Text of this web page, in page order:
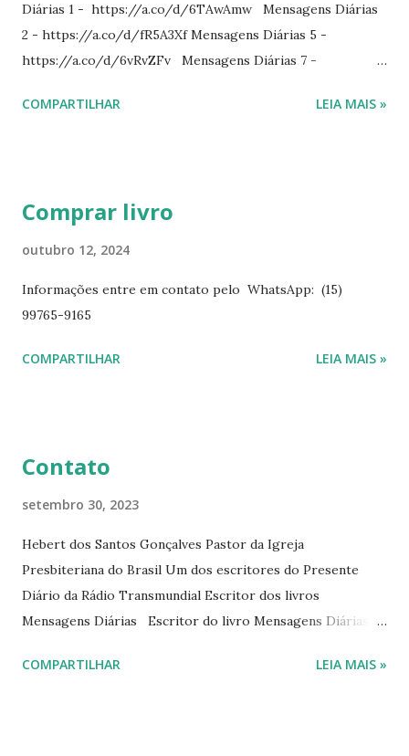
Diárias 1 - https://a.co/d/6TAwAmw Mensagens Diárias
2 - https://a.co/d/fR5A3Xf Mensagens Diárias 5 -
https://a.co/d/6vRvZFv Mensagens Diárias 7 -
https://a.co/d/h4iP1oj Mensagens Diárias 10 -
Mensagens Diárias 4 -
mensagens diárias traz uma meditação para cada dia do
ano. Passagens bíblicas, ilustrações, histórias
Diário da Rádio Trans mundial a mais de 15 anos. Escreveu o
COMPARTILHAR LEIA MAIS »
Comprar livro
outubro 12, 2024
Informações entre em contato pelo WhatsApp: (15)
99765-9165
COMPARTILHAR LEIA MAIS »
Contato
setembro 30, 2023
Hebert dos Santos Gonçalves Pastor da Igreja
Presbiteriana do Brasil Um dos escritores do Presente
Diário da Rádio Transmundial Escritor dos livros
Mensagens Diárias Escritor do livro Mensagens Diárias da
livromensagensdiarias@gmail.com Whatsapp: (15) 99765-
COMPARTILHAR LEIA MAIS »